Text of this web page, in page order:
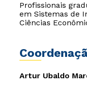
Profissionais
em Sistemas de
Ciências
Artur Ubaldo